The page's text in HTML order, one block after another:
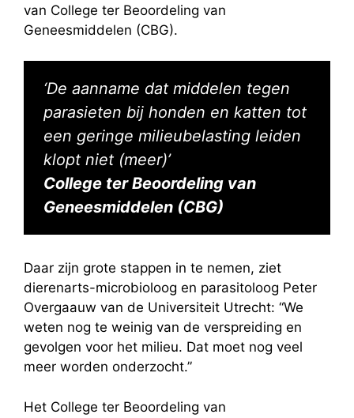
van College ter Beoordeling van
Geneesmiddelen (CBG).
‘De aanname dat middelen tegen
parasieten bij honden en katten tot
een geringe milieubelasting leiden
klopt niet (meer)’
College ter Beoordeling van
Geneesmiddelen (CBG)
Daar zijn grote stappen in te nemen, ziet
dierenarts-microbioloog en parasitoloog Peter
Overgaauw van de Universiteit Utrecht: “We
weten nog te weinig van de verspreiding en
gevolgen voor het milieu. Dat moet nog veel
meer worden onderzocht.”
Het College ter Beoordeling van